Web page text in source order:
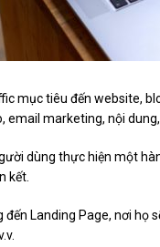
mục tiêu đến website,
email marketing, nội dung,
dùng thực hiện một
kết.
đến Landing Page, nơi họ